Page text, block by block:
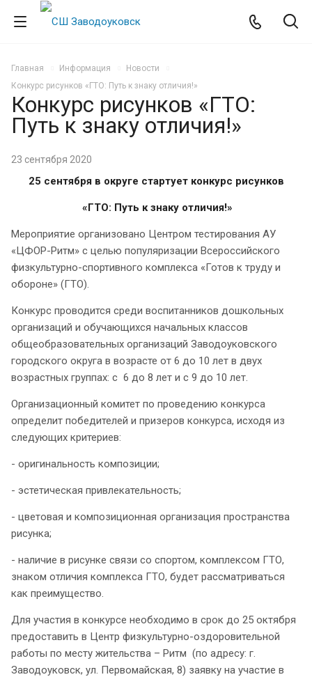
Главная Информация
Новости
Конкурс рисунков «ГТО: Путь к знаку отличия!»
Конкурс рисунков «ГТО:
Путь к знаку отличия!»
23 сентября 2020
25 сентября в округе стартует конкурс рисунков
«ГТО: Путь к знаку отличия!»
Мероприятие организовано Центром тестирования АУ
«ЦФОР-Ритм» с целью популяризации Всероссийского
физкультурно-спортивного комплекса «Готов к труду и
обороне» (ГТО).
Конкурс проводится среди воспитанников дошкольных
организаций и обучающихся начальных классов
общеобразовательных организаций Заводоуковского
городского округа в возрасте от 6 до 10 лет в двух
возрастных группах: с 6 до 8 лет и с 9 до 10 лет.
Организационный комитет по проведению конкурса
определит победителей и призеров конкурса, исходя из
следующих критериев:
- оригинальность композиции;
- эстетическая привлекательность;
- цветовая и композиционная организация пространства
рисунка;
- наличие в рисунке связи со спортом, комплексом ГТО,
знаком отличия комплекса ГТО, будет рассматриваться
как преимущество.
Для участия в конкурсе необходимо в срок до 25 октября
предоставить в Центр физкультурно-оздоровительной
работы по месту жительства – Ритм (по адресу: г.
Заводоуковск, ул. Первомайская, 8) заявку на участие в